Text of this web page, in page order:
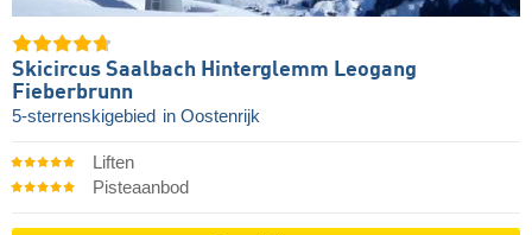
Skicircus Saalbach Hinterglemm Leogang
Fieberbrunn
5-sterrenskigebied in Oostenrijk
Liften
Pisteaanbod